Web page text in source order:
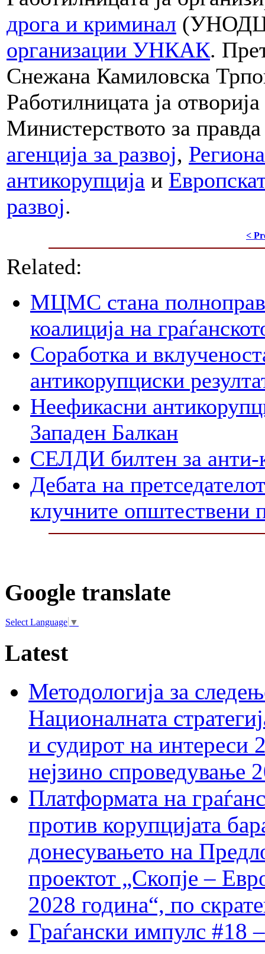
дрога и криминал
организации УНКАК.
Снежана Камиловска
Работилницата ја
Министерството за
агенција за развој,
антикорупција и
развој.
<
Related:
МЦМС стана
коалиција на
Соработка и
антикорупциски
Неефикасни
Западен Балкан
СЕЛДИ билтен за анти-
Дебата на
клучните општествени
Google translate
Select Language ▼
Latest
Методологија за
Националната
и судирот на интереси
нејзино спроведување
Платформата на
против корупцијата
донесувањето на
проектот „Скопје –
2028 година“, по
Граѓански импулс #18